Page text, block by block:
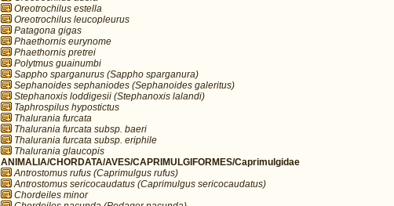
Oreotrochilus estella
Oreotrochilus leucopleurus
Patagona gigas
Phaethornis eurynome
Phaethornis pretrei
Polytmus guainumbi
Sappho sparganurus (Sappho sparganura)
Sephanoides sephaniodes (Sephanoides galeritus)
Stephanoxis loddigesii (Stephanoxis lalandi)
Taphrospilus hypostictus
Thalurania furcata
Thalurania furcata subsp. baeri
Thalurania furcata subsp. eriphile
Thalurania glaucopis
ANIMALIA/CHORDATA/AVES/CAPRIMULGIFORMES/Caprimulgidae
Antrostomus rufus (Caprimulgus rufus)
Antrostomus sericocaudatus (Caprimulgus sericocaudatus)
Chordeiles minor